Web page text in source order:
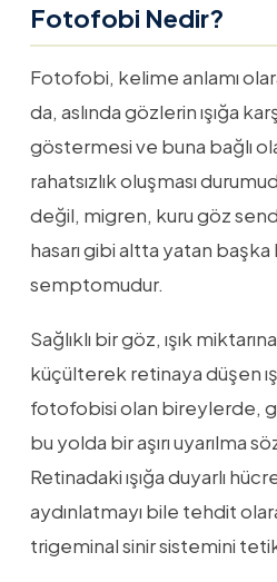
Fotofobi Nedir?
Fotofobi, kelime anlamı
da, aslında gözlerin ışığa
göstermesi ve buna bağlı
rahatsızlık oluşması
değil, migren, kuru göz
hasarı gibi altta yatan
semptomudur.
Sağlıklı bir göz, ışık
küçülterek retinaya düşen
fotofobisi olan bireylerde,
bu yolda bir aşırı uyarılma
Retinadaki ışığa duyarlı
aydınlatmayı bile tehdit
trigeminal sinir sistemini